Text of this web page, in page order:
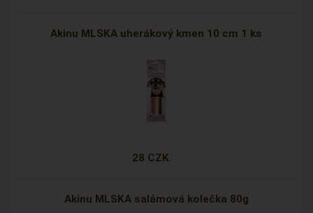
Akinu MLSKA uherákový kmen 10 cm 1 ks
28 CZK
Akinu MLSKA salámová kolečka 80g